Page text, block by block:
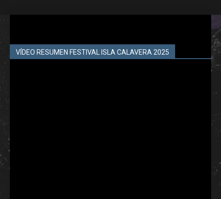
VÍDEO RESUMEN FESTIVAL ISLA CALAVERA 2025